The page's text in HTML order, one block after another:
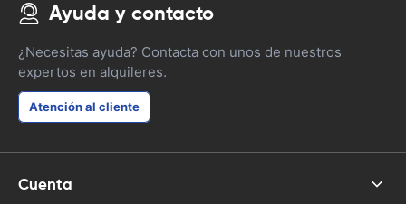
Ayuda y contacto
¿Necesitas ayuda? Contacta con unos de nuestros
expertos en alquileres.
Atención al cliente
Cuenta